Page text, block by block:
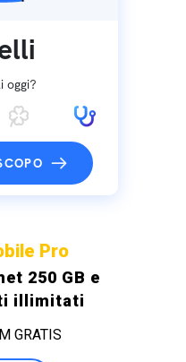
oggi?
Pro
250 GB e
illimitati
GRATIS